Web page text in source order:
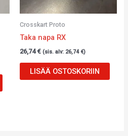
Crosskart Proto
Taka napa RX
26,74€ (sis. alv: 26,74 €)
LISÄÄ OSTOSKORIIN